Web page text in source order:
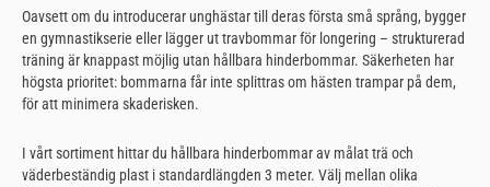
Oavsett om du introducerar unghästar till deras första små språng, bygger
en gymnastikserie eller lägger ut travbommar för longering – strukturerad
träning är knappast möjlig utan hållbara hinderbommar. Säkerheten har
högsta prioritet: bommarna får inte splittras om hästen trampar på dem,
för att minimera skaderisken.
I vårt sortiment hittar du hållbara hinderbommar av målat trä och
väderbeständig plast i standardlängden 3 meter. Välj mellan olika